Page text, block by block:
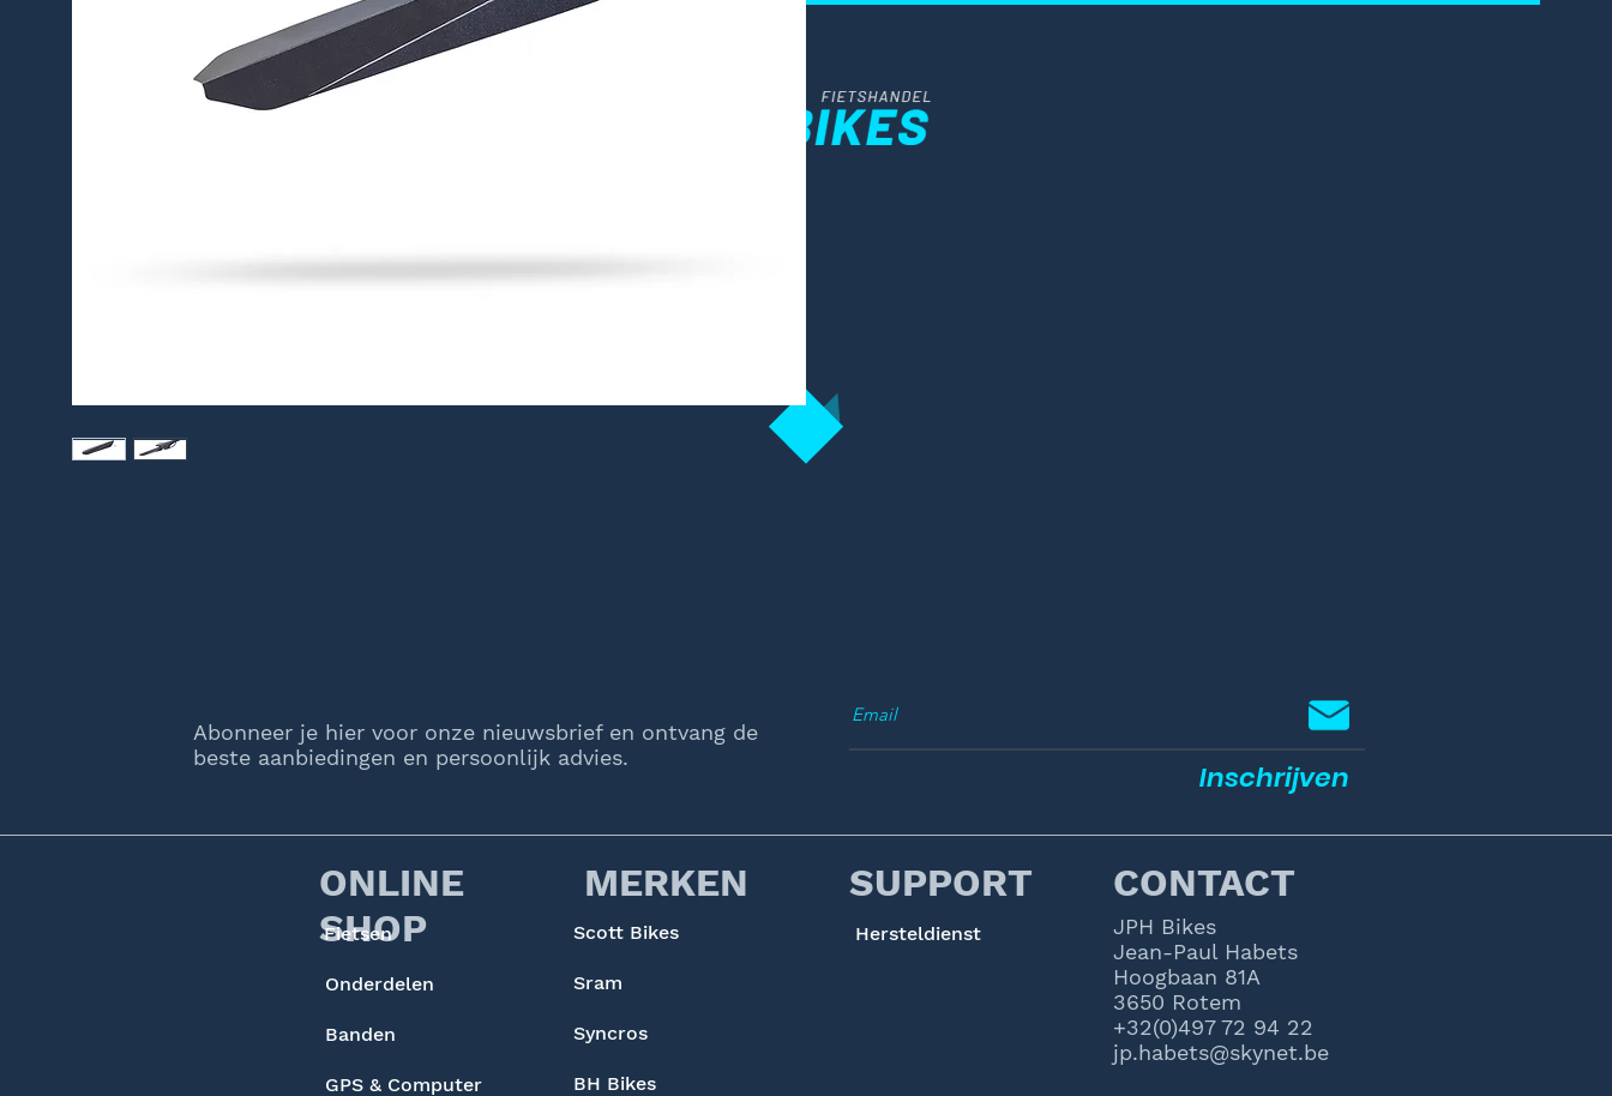
Abonneer je hier voor onze nieuwsbrief en ontvang de
beste aanbiedingen en persoonlijk advies.
ONLINE
SHOP
MERKEN SUPPORT CONTACT
Fietsen
Onderdelen
Banden
GPS & Computer
Scott Bikes
JPH Bikes
Jean-Paul Habets
Hoogbaan 81A
3650 Rotem
+32(0)497 72 94 22
jp.habets@skynet.be
Hersteldienst
Sram
Syncros
BH Bikes
Inschrijven